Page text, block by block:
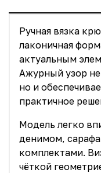
Ручная вязка
лаконичная
актуальным
Ажурный узор
но и
практичное
Модель легко
денимом,
комплектами.
чёткой